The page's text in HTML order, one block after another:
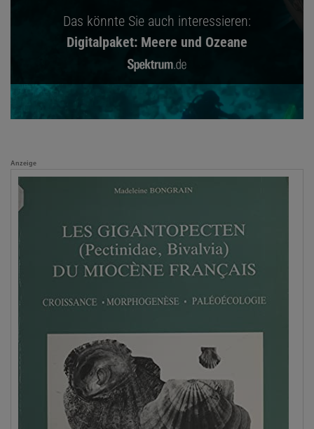
Das könnte Sie auch interessieren:
Digitalpaket: Meere und Ozeane
Anzeige